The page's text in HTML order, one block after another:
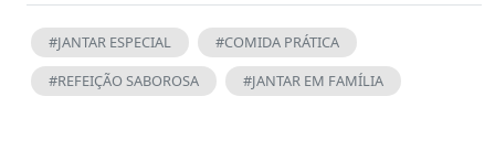
#JANTAR ESPECIAL
#COMIDA PRÁTICA
#REFEIÇÃO SABOROSA
#JANTAR EM FAMÍLIA